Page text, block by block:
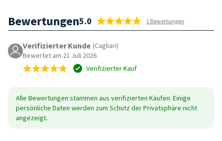
Bewertungen5.0 1 Bewertungen
Verifizierter Kunde (Cagliari)
Bewertet am 21 Juli 2026
Verifizierter Kauf
Alle Bewertungen stammen aus verifizierten Käufen. Einige
persönliche Daten werden zum Schutz der Privatsphäre nicht
angezeigt.